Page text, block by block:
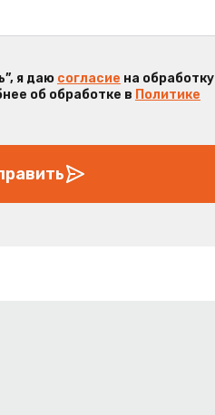
я даю согласие на обработку
об обработке в Политике